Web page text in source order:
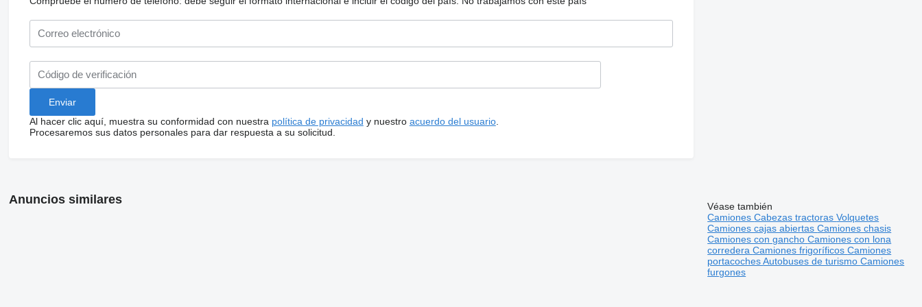
Al hacer clic aquí, muestra su conformidad con nuestra política de privacidad y nuestro acuerdo del usuario.
Procesaremos sus datos personales para dar respuesta a su solicitud.
Anuncios similares
Véase también
CamionesCabezas tractorasVolquetes
Camiones cajas abiertasCamiones chasis
Camiones con ganchoCamiones con lona
correderaCamiones frigoríficosCamiones
portacochesAutobuses de turismoCamiones
furgones